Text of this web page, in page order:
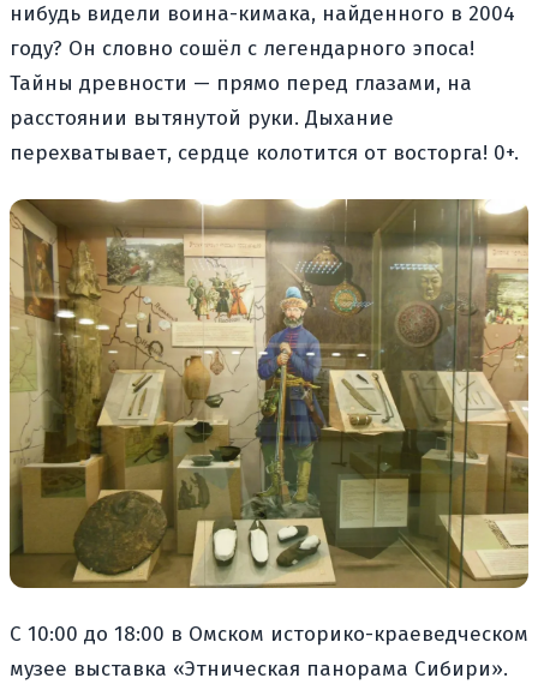
нибудь видели воина-кимака, найденного в 2004
году? Он словно сошёл с легендарного эпоса!
Тайны древности — прямо перед глазами, на
расстоянии вытянутой руки. Дыхание
перехватывает, сердце колотится от восторга! 0+.
С 10:00 до 18:00 в Омском историко-краеведческом
музее выставка «Этническая панорама Сибири».